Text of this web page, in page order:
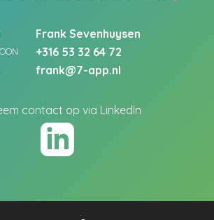
Frank Sevenhuysen
+316 53 32 64 72
frank@7-app.nl
contact op via LinkedIn